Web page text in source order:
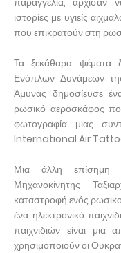
ιστορίες με υγιείς
που επικρατούν στη
Τα ξεκάθαρα ψέματα
Ενόπλων Δυνάμεων
Άμυνας δημοσίευσε
ρωσικό αεροσκάφος
φωτογραφία μιας
International Air
Μια άλλη επίσημη
Μηχανοκίνητης
καταστροφή ενός
ένα ηλεκτρονικό
παιχνιδιών είναι
χρησιμοποιούν οι